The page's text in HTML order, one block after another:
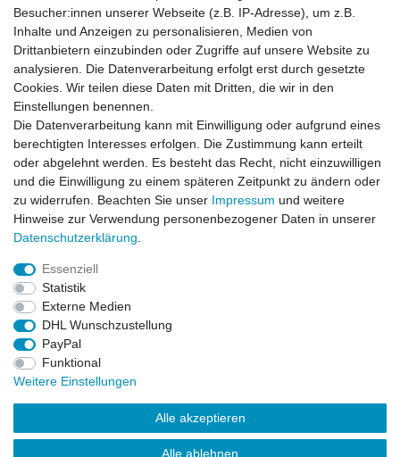
Widerrufs­recht
Besucher:innen unserer Webseite (z.B. IP-Adresse), um z.B.
Inhalte und Anzeigen zu personalisieren, Medien von
Drittanbietern einzubinden oder Zugriffe auf unsere Website zu
analysieren. Die Datenverarbeitung erfolgt erst durch gesetzte
Cookies. Wir teilen diese Daten mit Dritten, die wir in den
Einstellungen benennen.
Die Datenverarbeitung kann mit Einwilligung oder aufgrund eines
berechtigten Interesses erfolgen. Die Zustimmung kann erteilt
oder abgelehnt werden. Es besteht das Recht, nicht einzuwilligen
und die Einwilligung zu einem späteren Zeitpunkt zu ändern oder
zu widerrufen. Beachten Sie unser Impressum und weitere
Hinweise zur Verwendung personenbezogener Daten in unserer
Daten­schutz­erklärung
Essenziell
Statistik
Externe Medien
DHL Wunschzustellung
PayPal
Funktional
Weitere Einstellungen
Alle akzeptieren
Alle ablehnen